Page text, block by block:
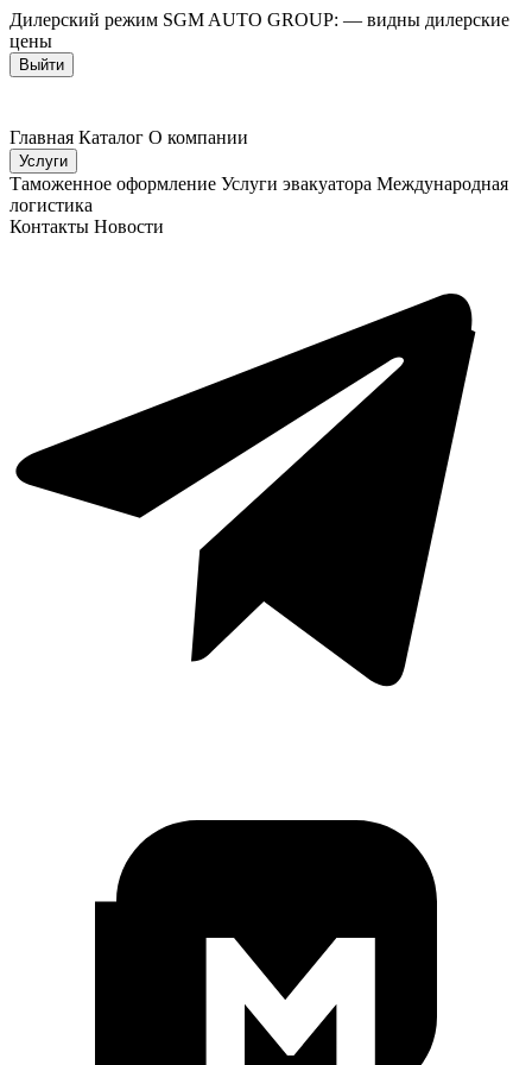
Дилерский режим SGM AUTO GROUP: — видны дилерские
цены
Выйти
Главная Каталог О компании
Услуги
Таможенное оформление Услуги эвакуатора Международная
логистика
Контакты Новости